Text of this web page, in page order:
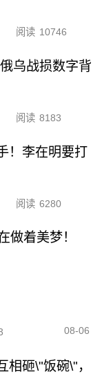
阅读 10746
乌战损数字背
阅读 8183
！李在明要打
阅读 6280
做着美梦！
08-06
相砸\"饭碗\"，